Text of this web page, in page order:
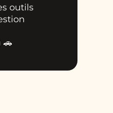
outils
🚗